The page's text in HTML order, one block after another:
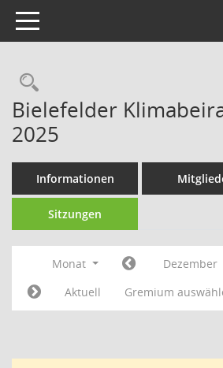
Toggle navigation
Rechercheauswahl
Bielefelder
2025
Informationen
Sitzungen
Monat Dezember
Aktuell
Gremium